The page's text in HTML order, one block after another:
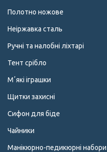
Полотно ножове
Неіржавка сталь
Ручні та налобні ліхтарі
Тент срібло
Мʼякі іграшки
Щитки захисні
Сифон для біде
Чайники
Манікюрно-педикюрні набори